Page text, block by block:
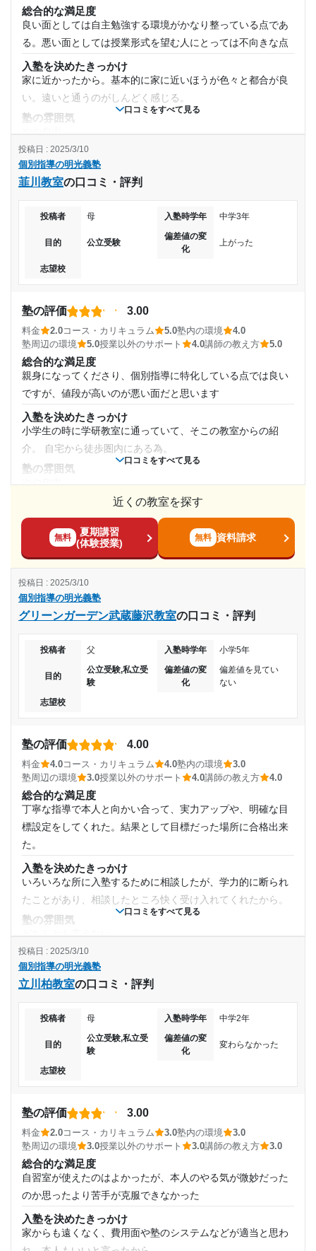
1時間～2時間未満
月額料金
30,001円〜40,000円
目的の達成度
達成
目的の達成理由
塾に通う目的であった高校受験に見事合格し、行きたか
第二志望校：合格
個別指導の明光義塾 東鷲宮教室の口コミをもっと見る
待つ心配が少なかった。送迎も通わせるのに大事なポイント
だと思う。
授業以外のサポート
塾長が連絡をしてくださったり、面談をして色々な高校の資
料を用意してくださっり、アドバイスしてくださったり助か
りました。
利用詳細
通塾期間
2020年4月〜2023年3月(3年)
入塾時の学年
中学3年
受講コース
通年
通塾頻度
週2日
2時間～3時間未満
月額料金
20,001円〜30,000円
目的の達成度
目的の達成理由
いと思われていた高校に合格できて、子どもも安心し
志望校と合格状況
第二志望校：合格
第三志望校：
合格
個別指導の明光義塾 館林駅前教室の口コミをもっと見る
口コミをすべて見る
総合的な満足度
良い面としては自主勉強する環境がかなり整っている点であ
る。悪い面としては授業形式を望む人にとっては不向きな点
入塾を決めたきっかけ
家に近かったから。基本的に家に近いほうが色々と都合が良
い。遠いと通うのがしんどく感じる。
塾の雰囲気
料金
個人指導なので他の塾と比べて料金は控えめで合ったと思
う。早稲田等は非常に高いので大変ありがたいと感じた。
学習自体は自身のレベルによって変わるが、コースは豊富に
あるので困ることはなかったと思う。
講師のレベルは非常に高いと感じた。どの講師も質問にすぐ
塾内の環境
勉強するには必要最低限の設備があったので困ることはなか
ったと思う。あとは自身の努力次第だと思う。
塾周辺の環境
周辺環境はまずまずである。近くにコンビニがあるので飲食
物は買うことができる。騒音も特になかった
授業以外のサポート
(相談・面談、家庭学習のサポート、授業以外のコミュニケーション等)
定期的に面談を開いてくれるので、非常にありがたかった。
学習面以外のサポートも行ってくれた記憶がある。
利用詳細
2020年9月〜2021年3月(7ヶ月)
入塾時の学年
高校3年
受講コース
通年
1日あたりの授業時間
3時間～4時間未満
月額料金
30,001円〜40,000円
目的の達成度
達成
目的の達成理由
第一志望の大学に受かることができたから。その他特段
志望校と合格状況
第一志望校：
個別指導の明光義塾 韮川教室の口コミをもっと見る
口コミをすべて見る
個別指導の明光義塾
韮川教室の口コミ・評判
投稿日 : 2025/3/10
投稿者 母 入塾時学年 中学3年
目的 公立受験
偏差値の変
化
上がった
志望校
塾の評価 3.00
料金 2.0コース・カリキュラム 5.0塾内の環境
4.0
塾周辺の環境
5.0授業以外のサポート 4.0講師の教え方 5.0
総合的な満足度
親身になってくださり、個別指導に特化している点では良い
ですが、値段が高いのが悪い面だと思います
入塾を決めたきっかけ
小学生の時に学研教室に通っていて、そこの教室からの紹
介。 自宅から徒歩圏内にある為。
塾の雰囲気
回数に応じて金額がかかります。 三者面談の時には既にカリ
キュラムが組まれており、この値段になります。という報告
だけになります。
個別指導の為、学習コースはないですが、必要に応じて週に
行く回数を増やすことができます。
講師の教え方
んでくださり、親身になって教えてくれるから
塾内の環境
エアコンは整備されており、個別指導の為、1人1人の机もパ
ーテーションで区切られているため、良いと思います
自宅から徒歩圏内に立地しており、送迎ができない時は子供
自身で通学することが可能なため
授業以外のサポート
(相談・面談、家庭学習のサポート、授業以外のコミュニケーション等)
定期テスト前や長期休暇前は親子と先生の三者面談があり、
カリキュラムの組み直し等の相談ができます
利用詳細
2022年4月〜通塾中 (投稿日時点)
入塾時の学年
中学3年
受講コース
通年
1日あたりの授業時間
3時間～4時間未満
月額料金
50,001円〜100,000円
近くの教室を探す
無料
夏期講習
(体験授業)
無料 資料請求
口コミをすべて見る
個別指導の明光義塾
グリーンガーデン武蔵藤沢教室の口コミ・評判
投稿日 : 2025/3/10
投稿者 父 入塾時学年 小学5年
目的
公立受験,私立受
験
偏差値の変
化
偏差値を見てい
ない
志望校
塾の評価 4.00
料金 4.0コース・カリキュラム 4.0塾内の環境
3.0
塾周辺の環境
3.0授業以外のサポート 4.0講師の教え方 4.0
総合的な満足度
丁寧な指導で本人と向かい合って、実力アップや、明確な目
標設定をしてくれた。結果として目標だった場所に合格出来
た。
入塾を決めたきっかけ
いろいろな所に入塾するために相談したが、学力的に断られ
たことがあり、相談したところ快く受け入れてくれたから。
塾の雰囲気
料金
料金については決して安くはないと感じた。塾長など対応し
てくれた時は料金に見合っている感じだが学生なら対応する
コース・カリキュラム
本人と話しをしっかりとして弱点部分を強化するようなプロ
グラムを設定してくれ、繰り返しに弱点克服に努めてくれ
た。
人によっては教え方と伝え方に多少のバラツキはあり、本人
塾内の環境
設備については至って普通な感じであり特段目立ったような
物はないと感じる。もう少し改善は出来ると思う。
塾周辺の環境
音などは大きいのでそこは多少の不満はあると感じる。
授業以外のサポート
個別指導の明光義塾
立川柏教室の口コミ・評判
投稿日 : 2025/3/10
投稿者 母 入塾時学年 中学2年
目的
公立受験,私立受
験
偏差値の変
化
変わらなかった
志望校
塾の評価 3.00
料金 2.0コース・カリキュラム 3.0塾内の環境
3.0
塾周辺の環境
3.0授業以外のサポート 3.0講師の教え方 3.0
総合的な満足度
自習室が使えたのはよかったが、本人のやる気が微妙だった
のか思ったより苦手が克服できなかった
入塾を決めたきっかけ
家からも遠くなく、費用面や塾のシステムなどが適当と思わ